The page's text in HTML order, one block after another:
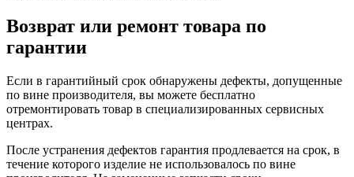
Возврат или ремонт товара по
гарантии
Если в гарантийный срок обнаружены дефекты, допущенные
по вине производителя, вы можете бесплатно
отремонтировать товар в специализированных сервисных
центрах.
После устранения дефектов гарантия продлевается на срок, в
течение которого изделие не использовалось по вине